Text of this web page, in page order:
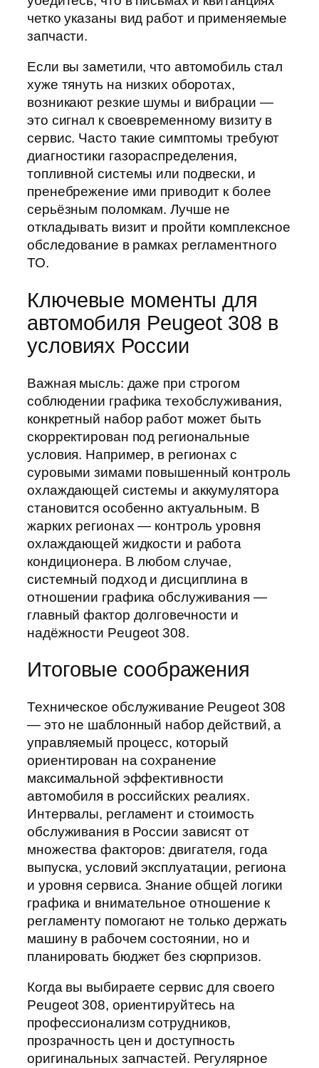
четко указаны вид работ и применяемые
запчасти.
Если вы заметили, что автомобиль стал
хуже тянуть на низких оборотах,
возникают резкие шумы и вибрации —
это сигнал к своевременному визиту в
сервис. Часто такие симптомы требуют
диагностики газораспределения,
топливной системы или подвески, и
пренебрежение ими приводит к более
серьёзным поломкам. Лучше не
откладывать визит и пройти комплексное
обследование в рамках регламентного
ТО.
Ключевые моменты для
автомобиля Peugeot 308 в
условиях России
Важная мысль: даже при строгом
соблюдении графика техобслуживания,
конкретный набор работ может быть
скорректирован под региональные
условия. Например, в регионах с
суровыми зимами повышенный контроль
охлаждающей системы и аккумулятора
становится особенно актуальным. В
жарких регионах — контроль уровня
охлаждающей жидкости и работа
кондиционера. В любом случае,
системный подход и дисциплина в
отношении графика обслуживания —
главный фактор долговечности и
надёжности Peugeot 308.
Итоговые соображения
Техническое обслуживание Peugeot 308
— это не шаблонный набор действий, а
управляемый процесс, который
ориентирован на сохранение
максимальной эффективности
автомобиля в российских реалиях.
Интервалы, регламент и стоимость
обслуживания в России зависят от
множества факторов: двигателя, года
выпуска, условий эксплуатации, региона
и уровня сервиса. Знание общей логики
графика и внимательное отношение к
регламенту помогают не только держать
машину в рабочем состоянии, но и
планировать бюджет без сюрпризов.
Когда вы выбираете сервис для своего
Peugeot 308, ориентируйтесь на
профессионализм сотрудников,
прозрачность цен и доступность
оригинальных запчастей. Регулярное